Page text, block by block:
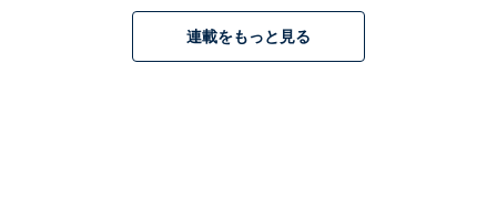
投票者からは、「料理を教えてもらいたいから」（福岡
連載をもっと見る